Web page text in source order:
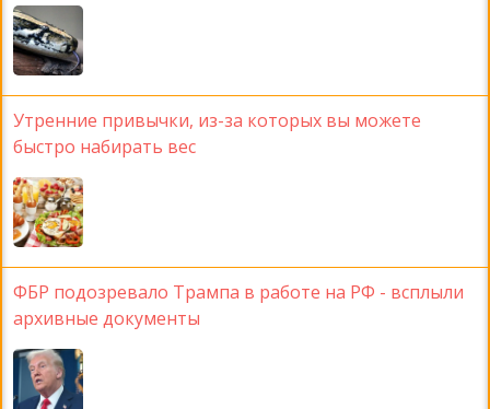
Утренние привычки, из-за которых вы можете
быстро набирать вес
ФБР подозревало Трампа в работе на РФ - всплыли
архивные документы